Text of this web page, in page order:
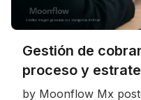
Gestión de
proceso y
by Moonflow Mx